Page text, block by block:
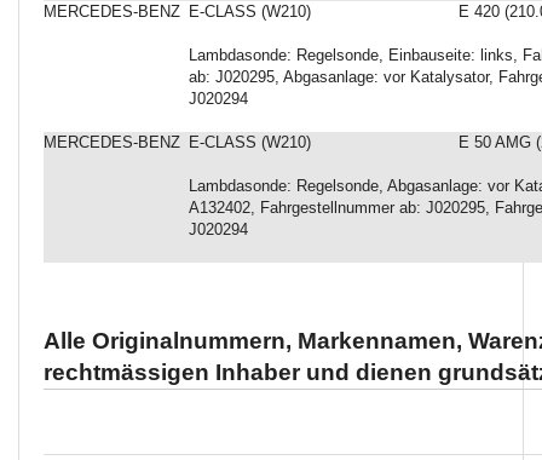
MERCEDES-BENZ E-CLASS (W210) E 420
Lambdasonde: Regelsonde, Einbauseite: links,
ab: J020295, Abgasanlage: vor Katalysator,
J020294
MERCEDES-BENZ E-CLASS (W210) E 50 AMG
Lambdasonde: Regelsonde, Abgasanlage: vor
A132402, Fahrgestellnummer ab: J020295,
J020294
Alle Originalnummern, Markennamen,
rechtmässigen Inhaber und dienen